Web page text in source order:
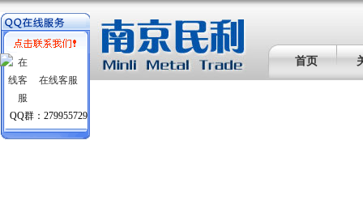
首页
在线客服
QQ群：279955729